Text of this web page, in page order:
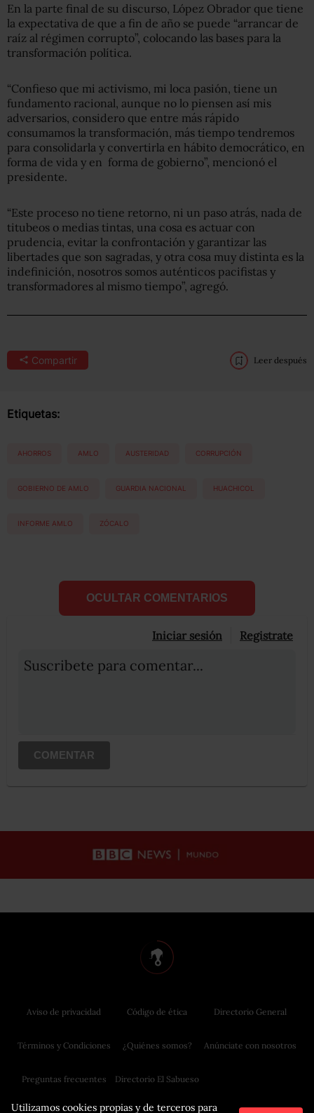
En la parte final de su discurso, López Obrador que tiene
la expectativa de que a fin de año se puede “arrancar de
raíz al régimen corrupto”, colocando las bases para la
transformación política.
“Confieso que mi activismo, mi loca pasión, tiene un
fundamento racional, aunque no lo piensen así mis
adversarios, considero que entre más rápido
consumamos la transformación, más tiempo tendremos
para consolidarla y convertirla en hábito democrático, en
forma de vida y en forma de gobierno”, mencionó el
presidente.
“Este proceso no tiene retorno, ni un paso atrás, nada de
titubeos o medias tintas, una cosa es actuar con
prudencia, evitar la confrontación y garantizar las
libertades que son sagradas, y otra cosa muy distinta es la
indefinición, nosotros somos auténticos pacifistas y
transformadores al mismo tiempo”, agregó.
Compartir Leer después
Etiquetas:
AHORROS AMLO AUSTERIDAD CORRUPCIÓN
GOBIERNO DE AMLO GUARDIA NACIONAL HUACHICOL
INFORME AMLO ZÓCALO
OCULTAR COMENTARIOS
Iniciar sesión Registrate
Suscribete para comentar...
COMENTAR
Utilizamos cookies propias y de terceros para
Aviso de privacidad
Términos y Condiciones
Preguntas frecuentes
Código de ética
¿Quiénes somos?
Directorio El Sabueso
Directorio General
Anúnciate con nosotros